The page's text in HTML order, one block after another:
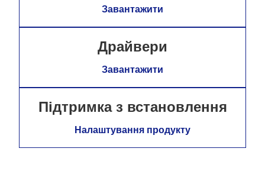
Завантажити
Драйвери
Завантажити
Підтримка з встановлення
Налаштування продукту